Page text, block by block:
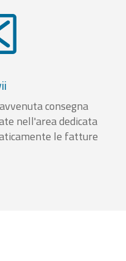
consegna
nell'area dedicata
le fatture